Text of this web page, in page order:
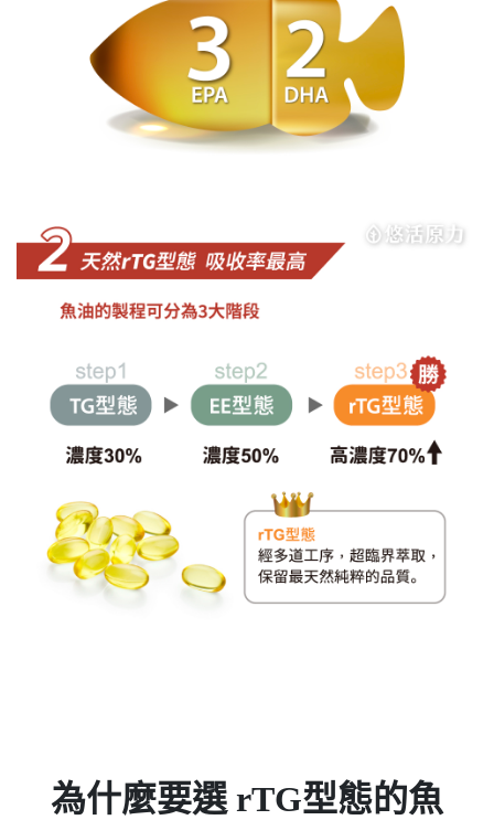
為什麼要選 rTG型態的魚